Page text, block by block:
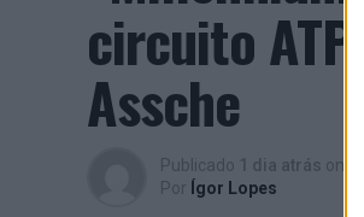
circuito ATP
Assche
Publicado 1 dia atrás on
Por Ígor Lopes